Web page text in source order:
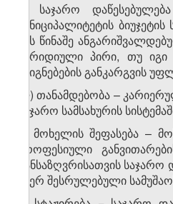
კ) საჯარო
მუნიციპალიტეტის
მის წინაშე
იურიდიული პირი, თუ
ასიგნებების განკარგვის
ლ) თანამდებობა –
საჯარო სამსახურის
მ) მოხელის შეფასება –
პროფესიული
განსაზღვრისათვის
მიერ შესრულებული